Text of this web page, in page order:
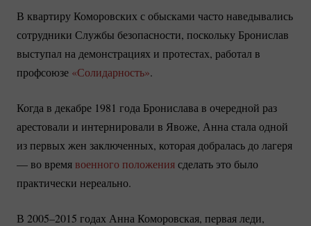
В квартиру Коморовских с обысками часто наведывались
сотрудники Службы безопасности, поскольку Бронислав
выступал на демонстрациях и протестах, работал в
профсоюзе «Солидарность».
Когда в декабре 1981 года Бронислава в очередной раз
арестовали и интернировали в Явоже, Анна стала одной
из первых жен заключенных, которая добралась до лагеря
— во время военного положениясделать это было
практически нереально.
В 2005–2015 годах Анна Коморовская, первая леди,